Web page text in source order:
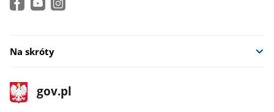
Na skróty
stopka
gov.pl
Strona
gov.pl